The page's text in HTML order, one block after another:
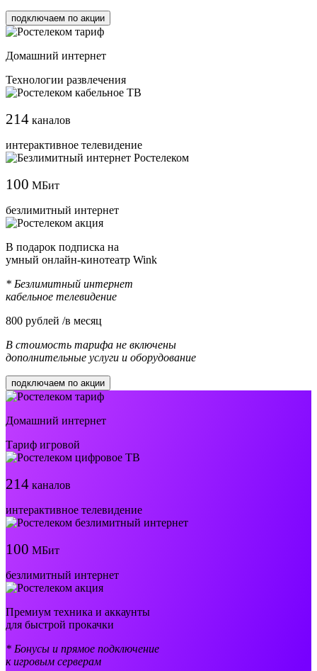
подключаем по акции
Домашний интернет
Технологии развлечения
214 каналов
интерактивное телевидение
100 МБит
безлимитный интернет
В подарок подписка на
умный онлайн-кинотеатр Wink
* Безлимитный интернет
кабельное телевидение
800 рублей /в месяц
В стоимость тарифа не включены
дополнительные услуги и оборудование
подключаем по акции
Домашний интернет
Тариф игровой
214 каналов
интерактивное телевидение
100 МБит
безлимитный интернет
Премиум техника и аккаунты
для быстрой прокачки
* Бонусы и прямое подключение
к игровым серверам